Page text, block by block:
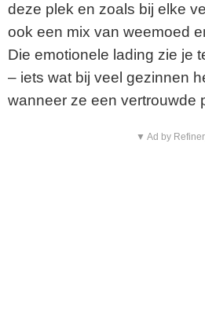
deze plek en zoals bij elke
ook een mix van weemoed
Die emotionele lading zie je
– iets wat bij veel gezinnen
wanneer ze een vertrouwde
▼ Ad by